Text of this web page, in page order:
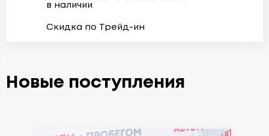
в наличии
Скидка по Трейд-ин
Новые поступления